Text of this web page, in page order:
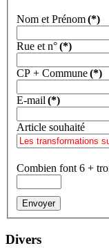
Nom et Prénom(*)
Rue et n°(*)
CP + Commune(*)
E-mail(*)
Article souhaité
Combien font 6 +
Divers